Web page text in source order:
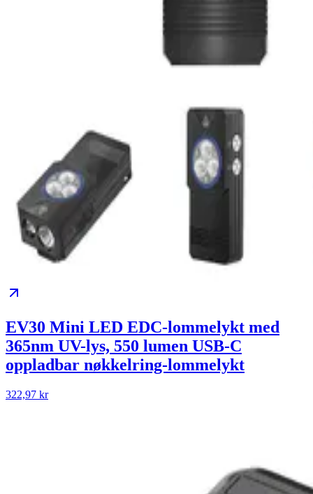
EV30 Mini LED EDC-lommelykt med
365nm UV-lys, 550 lumen USB-C
oppladbar nøkkelring-lommelykt
322,97 kr